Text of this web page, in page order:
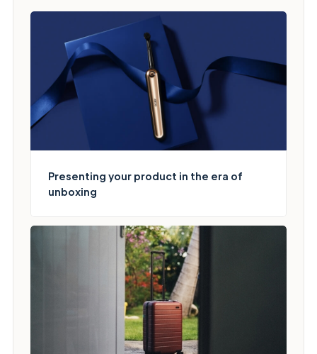
Presenting your product in the era of
unboxing